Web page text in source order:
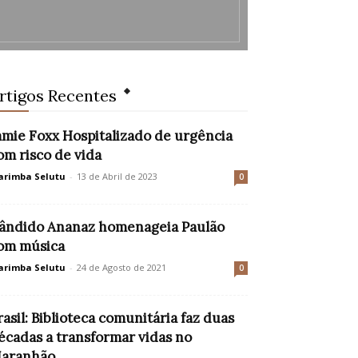
Recentes
Foxx Hospitalizado de urgência
risco de vida
Selutu - 13 de Abril de 2023 0
Ananaz homenageia Paulão
música
Selutu - 24 de Agosto de 2021 0
Biblioteca comunitária faz duas
a transformar vidas no